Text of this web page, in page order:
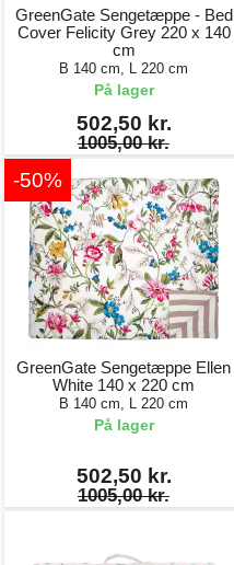
GreenGate Sengetæppe - Bed
Cover Felicity Grey 220 x 140
cm
B 140 cm, L 220 cm
På lager
502,50 kr.
1005,00 kr.
-50%
GreenGate Sengetæppe Ellen
White 140 x 220 cm
B 140 cm, L 220 cm
På lager
502,50 kr.
1005,00 kr.